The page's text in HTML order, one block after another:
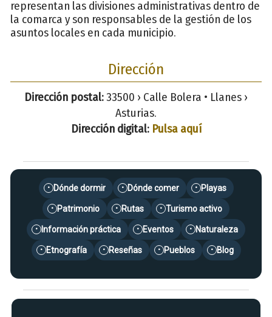
representan las divisiones administrativas dentro de
la comarca y son responsables de la gestión de los
asuntos locales en cada municipio.
Dirección
Dirección postal:33500 › Calle Bolera • Llanes ›
Asturias.
Dirección digital: Pulsa aquí
• Dónde dormir • Dónde comer • Playas
• Patrimonio • Rutas • Turismo activo
• Información práctica • Eventos • Naturaleza
• Etnografía • Reseñas • Pueblos • Blog